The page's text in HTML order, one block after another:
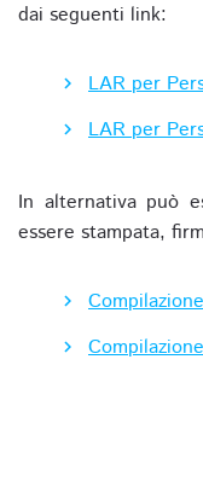
dai seguenti link:
LAR per
LAR per
In alternativa può
essere stampata,